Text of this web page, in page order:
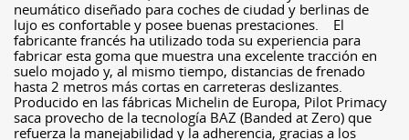
neumático diseñado para coches de ciudad y berlinas de
lujo es confortable y posee buenas prestaciones. El
fabricante francés ha utilizado toda su experiencia para
fabricar esta goma que muestra una excelente tracción en
suelo mojado y, al mismo tiempo, distancias de frenado
hasta 2 metros más cortas en carreteras deslizantes.
Producido en las fábricas Michelin de Europa, Pilot Primacy
saca provecho de la tecnología BAZ (Banded at Zero) que
refuerza la manejabilidad y la adherencia, gracias a los